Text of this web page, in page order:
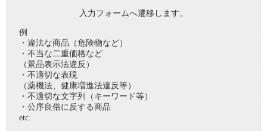
入力フォームへ遷移します。
例
・違法な商品（危険物など）
・不当な二重価格など
（景品表示法違反）
・不適切な表現
（薬機法、健康増進法違反等）
・不適切な文字列（キーワード等）
・公序良俗に反する商品
etc.